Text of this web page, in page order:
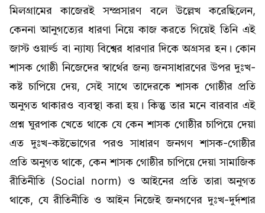
মিলগ্রামের কাজেরই সম্প্রসারণ বলে উল্লেখ করেছিলেন,
কেননা আনুগত্যের ধারণা নিয়ে কাজ করতে গিয়েই তিনি এই
জাস্ট ওয়ার্ল্ড বা ন্যায্য বিশ্বের ধারণার দিকে অগ্রসর হন। কোন
শাসক গোষ্ঠী নিজেদের স্বার্থের জন্য জনসাধারণের উপর দুঃখ-
কষ্ট চাপিয়ে দেয়, সেই সাথে তাদেরকে শাসক গোষ্ঠীর প্রতি
অনুগত থাকারও ব্যবস্থা করা হয়। কিন্তু তার মনে বারবার এই
প্রশ্ন ঘুরপাক খেতে থাকে যে কেন শাসক গোষ্ঠীর চাপিয়ে দেয়া
এত দুঃখ-কষ্টভোগের পরও সাধারণ জনগণ শাসক-গোষ্ঠীর
প্রতি অনুগত থাকে, কেন শাসক গোষ্ঠীর চাপিয়ে দেয়া সামাজিক
রীতিনীতি (Social norm) ও আইনের প্রতি তারা অনুগত
থাকে, যে রীতিনীতি ও আইন নিজেই জনগণের দুঃখ-দুর্দশার